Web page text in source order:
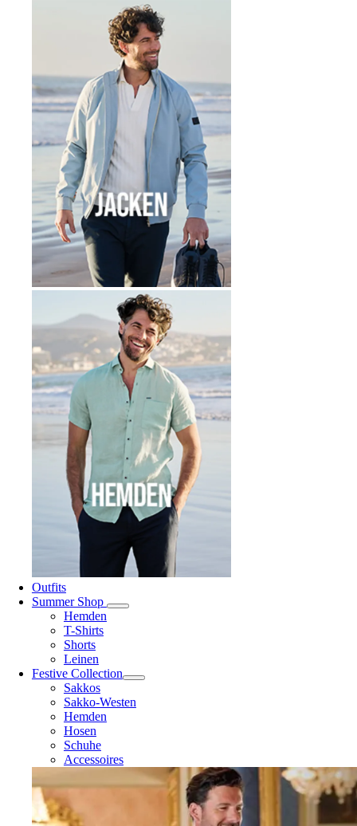
Outfits
Summer Shop
Hemden
T-Shirts
Shorts
Leinen
Festive Collection
Sakkos
Sakko-Westen
Hemden
Hosen
Schuhe
Accessoires